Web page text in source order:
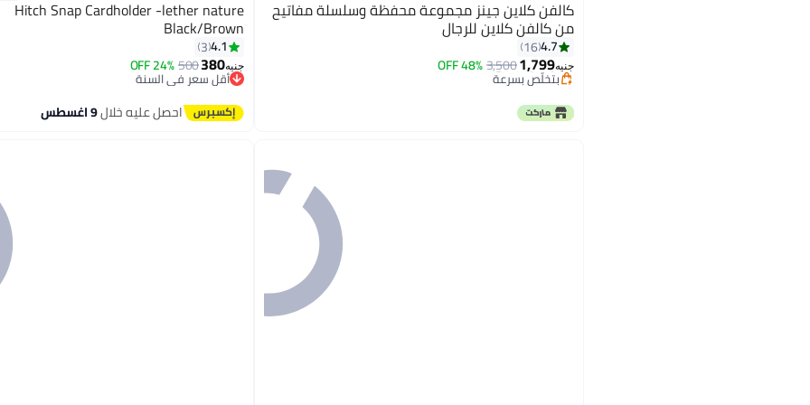
كالفن كلاين جينز مجموعة محفظة وسلسلة مفاتيح
من كالفن كلاين للرجال
4.7
16
جنيه1,799
3,500
48% OFF
#29 في محافظ رجالية
توصيل مجاني
بتخلّص بسرعة
#29 في محافظ رجالية
Hitch Snap Cardholder -lether nature
Black/Brown
4.1
3
جنيه380
500
24% OFF
أقل سعر في السنة
توصيل مجاني
احصل عليه خلال9 اغسطس